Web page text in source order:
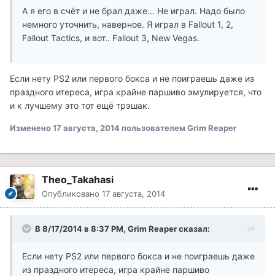
А я его в счёт и не брал даже... Не играл. Надо было
немного уточнить, наверное. Я играл в Fallout 1, 2,
Fallout Tactics, и вот.. Fallout 3, New Vegas.
Если нету PS2 или первого бокса и не поиграешь даже из
праздного итереса, игра крайне паршиво эмулируется, что
и к лучшему это тот ещё трэшак.
Изменено17 августа, 2014пользователем Grim Reaper
Theo_Takahasi
Опубликовано 17 августа, 2014
В 8/17/2014 в 8:37 PM, Grim Reaper сказал:
Если нету PS2 или первого бокса и не поиграешь даже
из праздного итереса, игра крайне паршиво